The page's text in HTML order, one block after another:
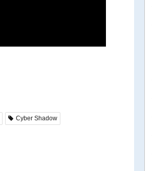
Cyber Shadow